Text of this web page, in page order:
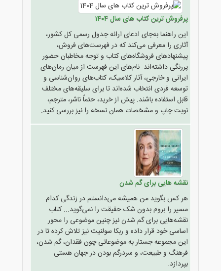
پرفروش ترین کتاب های سال 1404
این راهنما به‌جای ادعای ارائه جدول رسمی کل کشور،
آثاری را معرفی می‌کند که در فهرست‌های فروش،
پیشنهادهای فروشگاه‌های کتاب و توجه مخاطبان حضور
پررنگی داشته‌اند. نام‌های این فهرست از میان رمان‌های
ایرانی و خارجی، آثار کلاسیک، کتاب‌های روان‌شناسی و
توسعه فردی انتخاب شده‌اند تا برای سلیقه‌های مختلف
قابل استفاده باشند. پیش از خرید، حتماً ناشر، مترجم،
نوبت چاپ و مشخصات همان نسخه را نیز بررسی کنید.
نقشه هایی برای گم شدن
هر کس بگوید من همیشه می‌دانستم در زندگی کدام
مسیر را بروم بدون شک حقیقت را نمی‌گوید... کتاب
نقشه‌هایی برای گم شدن نیز چنین موضوعی را محور
اساسی خود قرار داده و ربکا سولنیت نیز تلاش کرده تا در
این مجموعه جستار به موضوعاتی چون فقدان، گم شدن،
فرهنگ و طبیعت، و سردرگم بودن در جهان هستی
بپردازد.